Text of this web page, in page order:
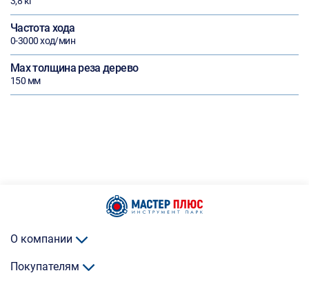
Частота хода
0-3000 ход/мин
Max толщина реза дерево
150 мм
О компании
Покупателям